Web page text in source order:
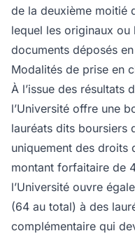
de la deuxième moitié
lequel les originaux ou
documents déposés
Modalités de prise en
À l’issue des résultats
l’Université offre une
lauréats dits boursiers
uniquement des droits
montant forfaitaire de
l’Université ouvre
(64 au total) à des
complémentaire qui